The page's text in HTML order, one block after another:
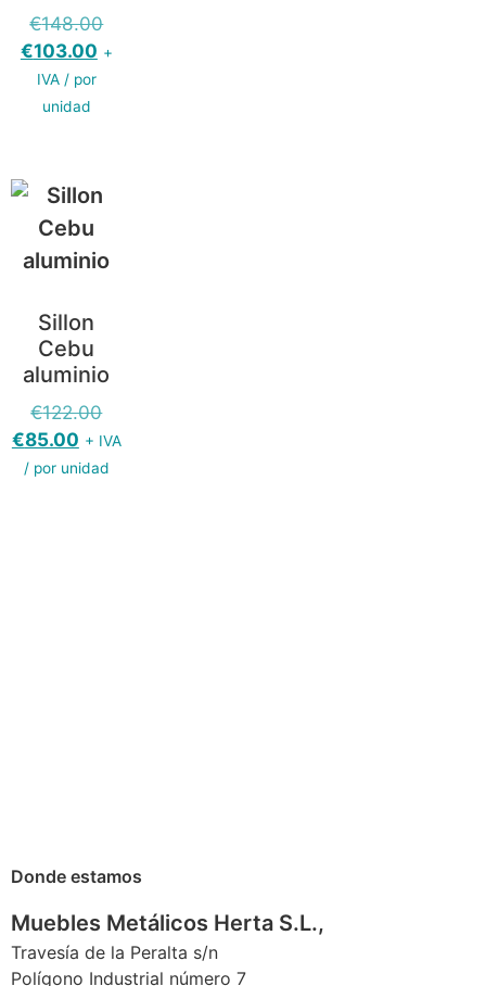
€148.00
€103.00 +
IVA / por
unidad
Sillon
Cebu
aluminio
€122.00
€85.00 + IVA
/ por unidad
Donde estamos
Muebles Metálicos Herta S.L.,
Travesía de la Peralta s/n
Polígono Industrial número 7